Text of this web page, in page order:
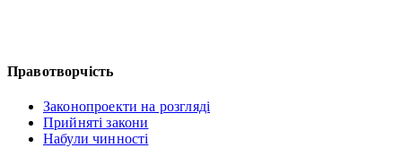
Правотворчість
Законопроекти на розгляді
Прийняті закони
Набули чинності